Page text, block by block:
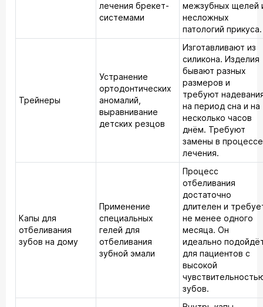
лечения брекет-
системами
межзубных щелей
несложных
патологий прикуса.
Трейнеры
Устранение
ортодонтических
аномалий,
выравнивание
детских резцов
Изготавливают из
силикона. Изделия
бывают разных
размеров и
требуют
на период сна и на
несколько часов
днём. Требуют
замены в процессе
лечения.
Капы для
отбеливания
зубов на дому
Применение
специальных
гелей для
отбеливания
зубной эмали
Процесс
отбеливания
достаточно
длителен и
не менее одного
месяца. Он
идеально
для пациентов с
высокой
зубов.